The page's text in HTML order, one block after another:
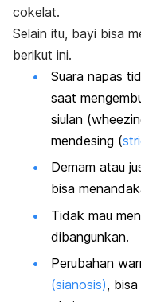
cokelat.
Selain itu, bayi bisa
berikut ini.
Suara napas
saat
siulan (
mendesing (
Demam atau
bisa
Tidak mau
dibangunkan.
Perubahan
(sianosis),